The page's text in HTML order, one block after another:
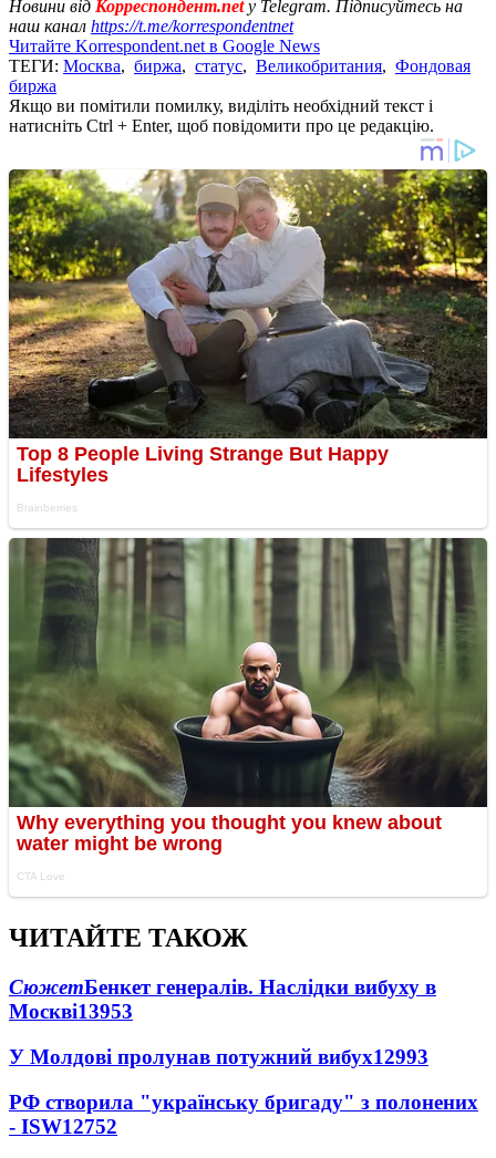
Новини від Корреспондент.netу Telegram. Підписуйтесь на
наш канал https://t.me/korrespondentnet
Читайте Korrespondent.net в Google News
ТЕГИ: Москва, биржа, статус, Великобритания, Фондовая
биржа
Якщо ви помітили помилку, виділіть необхідний текст і
натисніть Ctrl + Enter, щоб повідомити про це редакцію.
ЧИТАЙТЕ ТАКОЖ
СюжетБенкет генералів. Наслідки вибуху в
Москві13953
У Молдові пролунав потужний вибух12993
РФ створила "українську бригаду" з полонених
- ISW12752